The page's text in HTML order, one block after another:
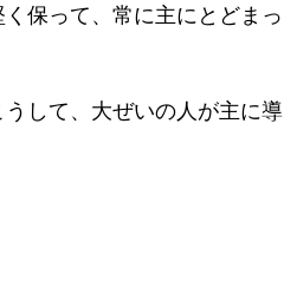
保って、常に主にとどまっ
して、大ぜいの人が主に導